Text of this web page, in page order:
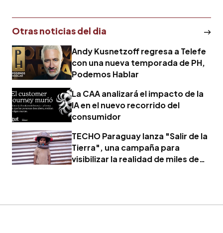
Otras noticias del dia
Andy Kusnetzoff regresa a Telefe
con una nueva temporada de PH,
Podemos Hablar
La CAA analizará el impacto de la
IA en el nuevo recorrido del
consumidor
TECHO Paraguay lanza "Salir de la
Tierra", una campaña para
visibilizar la realidad de miles de